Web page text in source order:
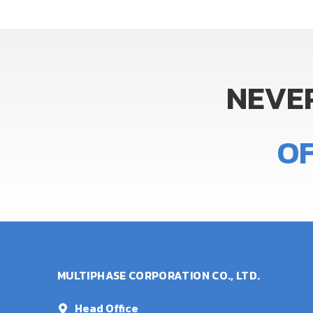
MULTIPHASE CORPORATION CO., LTD.
Head Office